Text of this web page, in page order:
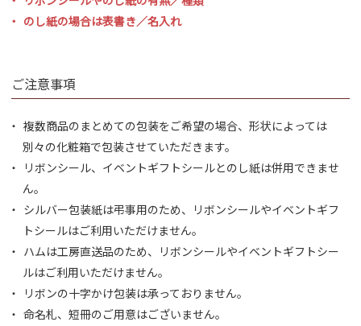
のし紙の場合は表書き／名入れ
ご注意事項
複数商品のまとめての包装をご希望の場合、形状によっては
別々の化粧箱で包装させていただきます。
リボンシール、イベントギフトシールとのし紙は併用できませ
ん。
シルバー包装紙は弔事用のため、リボンシールやイベントギフ
トシールはご利用いただけません。
ハムは工房直送品のため、リボンシールやイベントギフトシー
ルはご利用いただけません。
リボンの十字かけ包装は承っておりません。
命名札、短冊のご用意はございません。